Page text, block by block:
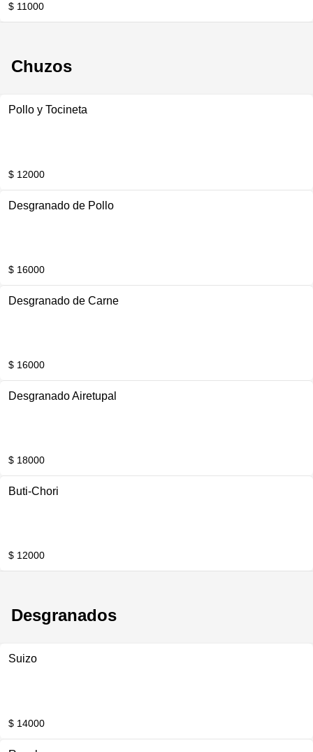
$ 11000
Chuzos
Pollo y Tocineta
$ 12000
Desgranado de Pollo
$ 16000
Desgranado de Carne
$ 16000
Desgranado Airetupal
$ 18000
Buti-Chori
$ 12000
Desgranados
Suizo
$ 14000